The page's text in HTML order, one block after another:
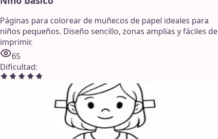
Páginas para colorear de muñecos de papel ideales para
niños pequeños. Diseño sencillo, zonas amplias y fáciles de
imprimir.
65
Dificultad: